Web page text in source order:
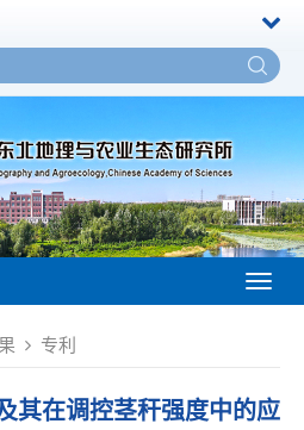
专利
其在调控茎秆强度中的应